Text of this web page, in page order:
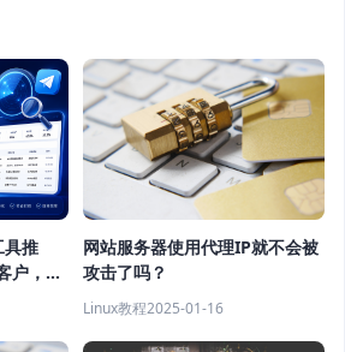
推
户，提
网站服务器使用代理IP就不会被
攻击了吗？
Linux教程2025-01-16